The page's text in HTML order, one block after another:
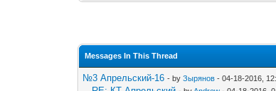
Messages In This Thread
№3 Апрельский-16 - byЗырянов - 04-18-2016,